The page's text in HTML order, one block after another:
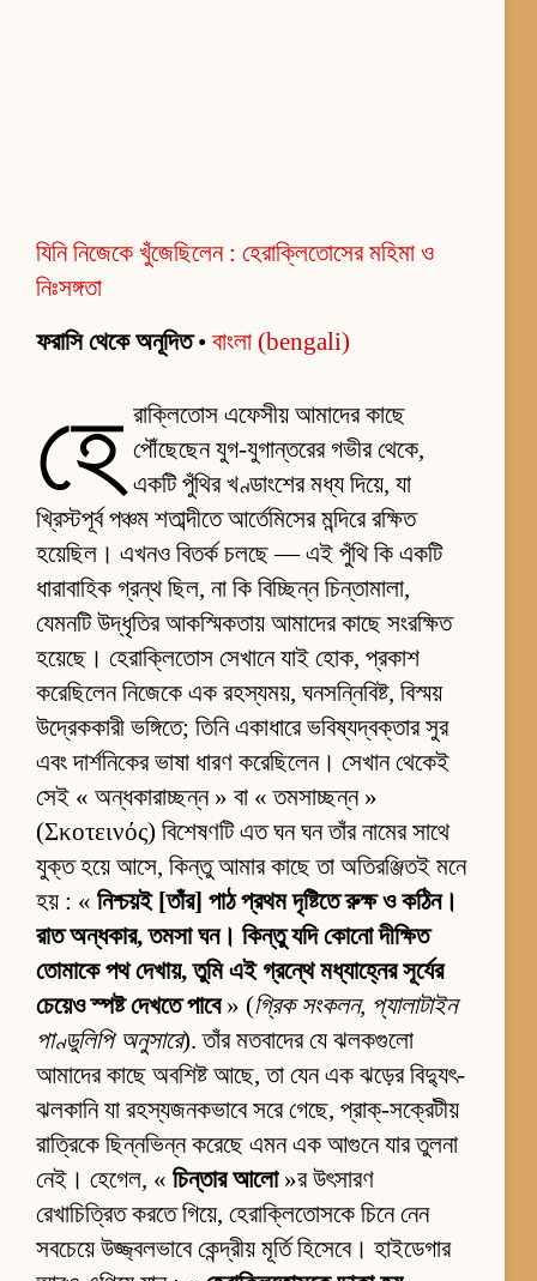
যিনি নিজেকে খুঁজেছিলেন : হেরাক্লিতোসের মহিমা ও
নিঃসঙ্গতা
ফরাসি থেকে অনূদিত• বাংলা (bengali)
হে রাক্লিতোস এফেসীয় আমাদের কাছে
পৌঁছেছেন যুগ-যুগান্তরের গভীর থেকে,
একটি পুঁথির খণ্ডাংশের মধ্য দিয়ে, যা
খ্রিস্টপূর্ব পঞ্চম শতাব্দীতে আর্তেমিসের মন্দিরে রক্ষিত
হয়েছিল। এখনও বিতর্ক চলছে — এই পুঁথি কি একটি
ধারাবাহিক গ্রন্থ ছিল, না কি বিচ্ছিন্ন চিন্তামালা,
যেমনটি উদ্ধৃতির আকস্মিকতায় আমাদের কাছে সংরক্ষিত
হয়েছে। হেরাক্লিতোস সেখানে যাই হোক, প্রকাশ
করেছিলেন নিজেকে এক রহস্যময়, ঘনসন্নিবিষ্ট, বিস্ময়
উদ্রেককারী ভঙ্গিতে; তিনি একাধারে ভবিষ্যদ্বক্তার সুর
এবং দার্শনিকের ভাষা ধারণ করেছিলেন। সেখান থেকেই
সেই « অন্ধকারাচ্ছন্ন » বা « তমসাচ্ছন্ন »
(Σκοτεινός) বিশেষণটি এত ঘন ঘন তাঁর নামের সাথে
যুক্ত হয়ে আসে, কিন্তু আমার কাছে তা অতিরঞ্জিতই মনে
হয় : « নিশ্চয়ই [তাঁর] পাঠ প্রথম দৃষ্টিতে রুক্ষ ও কঠিন।
রাত অন্ধকার, তমসা ঘন। কিন্তু যদি কোনো দীক্ষিত
তোমাকে পথ দেখায়, তুমি এই গ্রন্থে মধ্যাহ্নের সূর্যের
চেয়েও স্পষ্ট দেখতে পাবে» (গ্রিক সংকলন, প্যালাটাইন
পাণ্ডুলিপি অনুসারে). তাঁর মতবাদের যে ঝলকগুলো
আমাদের কাছে অবশিষ্ট আছে, তা যেন এক ঝড়ের বিদ্যুৎ-
ঝলকানি যা রহস্যজনকভাবে সরে গেছে, প্রাক্-সক্রেটীয়
রাত্রিকে ছিন্নভিন্ন করেছে এমন এক আগুনে যার তুলনা
নেই। হেগেল, « চিন্তার আলো»র উৎসারণ
রেখাচিত্রিত করতে গিয়ে, হেরাক্লিতোসকে চিনে নেন
সবচেয়ে উজ্জ্বলভাবে কেন্দ্রীয় মূর্তি হিসেবে। হাইডেগার